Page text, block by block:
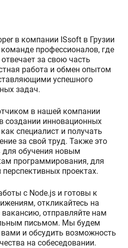
в компании ISsoft в Грузии
профессионалов, где
за свою часть
работа и обмен опытом
успешного
задач.
в нашей компании
создании инновационных
специалист и получать
за свой труд. Также это
обучения новым
программирования, для
проектах.
с Node.js и готовы к
откликайтесь на
отправляйте нам
письмом. Мы будем
и обсудить возможность
на собеседовании.